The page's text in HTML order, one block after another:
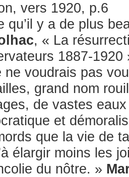
vers 1920, p.6
qu’il y a de plus
, « La
1887-
ne voudrais pas
grand nom
de vastes
et
que la vie de
élargir moins les
du nôtre. »